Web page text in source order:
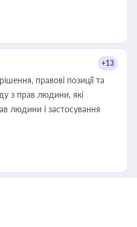
+13
правові позиції та
з прав людини, які
людини і застосування